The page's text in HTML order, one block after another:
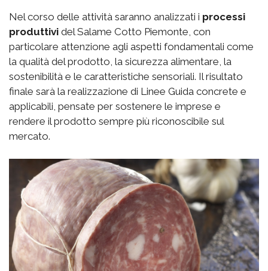
Nel corso delle attività saranno analizzati i processi
produttivi del Salame Cotto Piemonte, con
particolare attenzione agli aspetti fondamentali come
la qualità del prodotto, la sicurezza alimentare, la
sostenibilità e le caratteristiche sensoriali. Il risultato
finale sarà la realizzazione di Linee Guida concrete e
applicabili, pensate per sostenere le imprese e
rendere il prodotto sempre più riconoscibile sul
mercato.